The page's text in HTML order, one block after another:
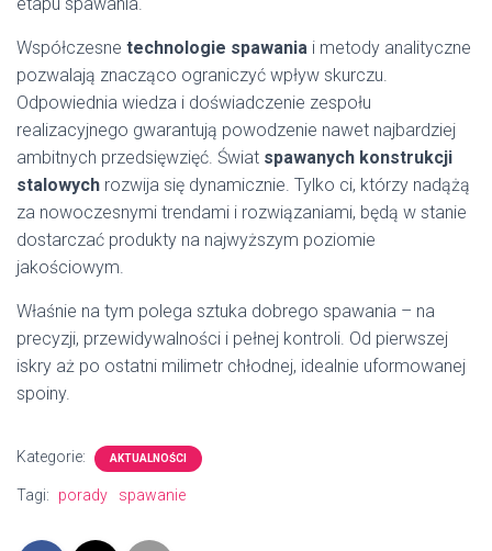
Współczesne technologie spawania i metody analityczne
pozwalają znacząco ograniczyć wpływ skurczu.
Odpowiednia wiedza i doświadczenie zespołu
realizacyjnego gwarantują powodzenie nawet najbardziej
ambitnych przedsięwzięć. Świat spawanych konstrukcji
stalowych rozwija się dynamicznie. Tylko ci, którzy nadążą
za nowoczesnymi trendami i rozwiązaniami, będą w stanie
dostarczać produkty na najwyższym poziomie
jakościowym.
Właśnie na tym polega sztuka dobrego spawania – na
precyzji, przewidywalności i pełnej kontroli. Od pierwszej
iskry aż po ostatni milimetr chłodnej, idealnie uformowanej
spoiny.
Kategorie: AKTUALNOŚCI
Tagi: porady spawanie